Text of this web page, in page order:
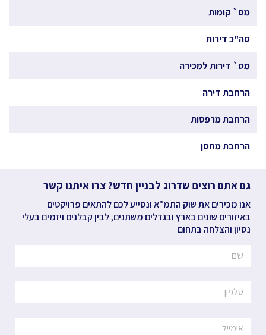
מס` קומות
סה"כ דירות
מס` דירות למכירה
הרחבת דירה
הרחבת מרפסות
הרחבת מחסן
גם אתם רוצים שדרוג לבניין חדש? צרו איתנו קשר
אנו מכירים את שוק התמ"א ונסייע לכם להתאים פרויקטים
באיזורים שונים בארץ ובגדלים משתנים, לבין קבלנים ויזמים בעלי
נסיון והצלחה בתחום